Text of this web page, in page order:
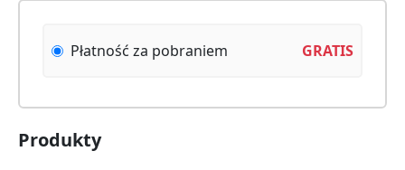
Płatność za pobraniem GRATIS
Produkty